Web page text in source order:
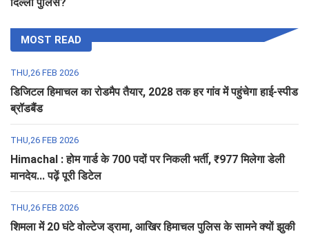
MOST READ
THU,26 FEB 2026
डिजिटल हिमाचल का रोडमैप तैयार, 2028 तक हर गांव में पहुंचेगा हाई-स्पीड
ब्रॉडबैंड
THU,26 FEB 2026
Himachal : होम गार्ड के 700 पदों पर निकली भर्ती, ₹977 मिलेगा डेली
मानदेय... पढ़ें पूरी डिटेल
THU,26 FEB 2026
शिमला में 20 घंटे वोल्टेज ड्रामा, आखिर हिमाचल पुलिस के सामने क्यों झुकी